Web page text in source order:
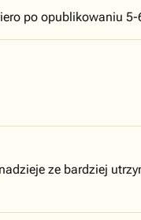
po opublikowaniu
ze bardziej